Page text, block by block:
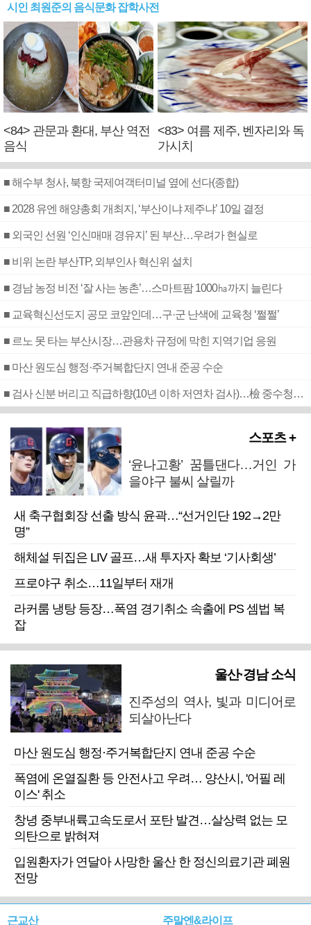
시인 최원준의 음식문화 잡학사전
<84> 관문과 환대, 부산 역전
음식
<83> 여름 제주, 벤자리와 독
가시치
■ 해수부 청사, 북항 국제여객터미널 옆에 선다(종합)
■ 2028 유엔 해양총회 개최지, ‘부산이냐 제주냐’ 10일 결정
■ 외국인 선원 ‘인신매매 경유지’ 된 부산…우려가 현실로
■ 비위 논란 부산TP, 외부인사 혁신위 설치
■ 경남 농정 비전 ‘잘 사는 농촌’…스마트팜 1000㏊까지 늘린다
■ 교육혁신선도지 공모 코앞인데…구·군 난색에 교육청 ‘쩔쩔’
■ 르노 못 타는 부산시장…관용차 규정에 막힌 지역기업 응원
■ 마산 원도심 행정·주거복합단지 연내 준공 수순
■ 검사 신분 버리고 직급하향(10년 이하 저연차 검사)…檢 중수청행 기피
스포츠 +
‘윤나고황’ 꿈틀댄다…거인 가
을야구 불씨 살릴까
새 축구협회장 선출 방식 윤곽…“선거인단 192→2만
명”
해체설 뒤집은 LIV 골프…새 투자자 확보 ‘기사회생’
프로야구 취소…11일부터 재개
라커룸 냉탕 등장…폭염 경기취소 속출에 PS 셈법 복
잡
울산·경남 소식
진주성의 역사, 빛과 미디어로
되살아난다
마산 원도심 행정·주거복합단지 연내 준공 수순
폭염에 온열질환 등 안전사고 우려… 양산시, '어필 레
이스' 취소
창녕 중부내륙고속도로서 포탄 발견…살상력 없는 모
의탄으로 밝혀져
입원환자가 연달아 사망한 울산 한 정신의료기관 폐원
전망
근교산 주말엔&라이프